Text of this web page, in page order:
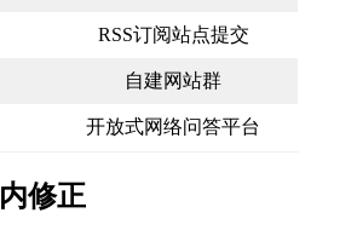
RSS订阅站点提交
自建网站群
开放式网络问答平台
修正